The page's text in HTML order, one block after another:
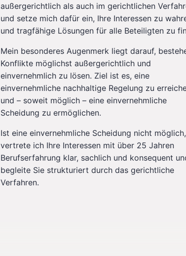
außergerichtlich als auch im gerichtlichen
und setze mich dafür ein, Ihre Interessen zu
und tragfähige Lösungen für alle Beteiligten zu
Mein besonderes Augenmerk liegt darauf,
Konflikte möglichst außergerichtlich und
einvernehmlich zu lösen. Ziel ist es, eine
einvernehmliche nachhaltige Regelung zu
und – soweit möglich – eine einvernehmliche
Scheidung zu ermöglichen.
Ist eine einvernehmliche Scheidung nicht möglich,
vertrete ich Ihre Interessen mit über 25 Jahren
Berufserfahrung klar, sachlich und konsequent
begleite Sie strukturiert durch das gerichtliche
Verfahren.